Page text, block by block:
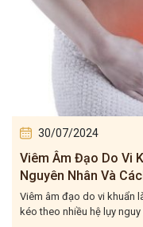
30/07/2024
Viêm Âm Đạo Do
Ngay Để Điều Trị Kịp
Viêm âm đạo do thiếu nội
phụ nữ hiện nay. Tuy